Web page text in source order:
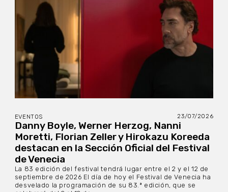
EVENTOS 23/07/2026
Danny Boyle, Werner Herzog, Nanni
Moretti, Florian Zeller y Hirokazu Koreeda
destacan en la Sección Oficial del Festival
de Venecia
La 83 edición del festival tendrá lugar entre el 2 y el 12 de
septiembre de 2026 El día de hoy el Festival de Venecia ha
desvelado la programación de su 83.ª edición, que se